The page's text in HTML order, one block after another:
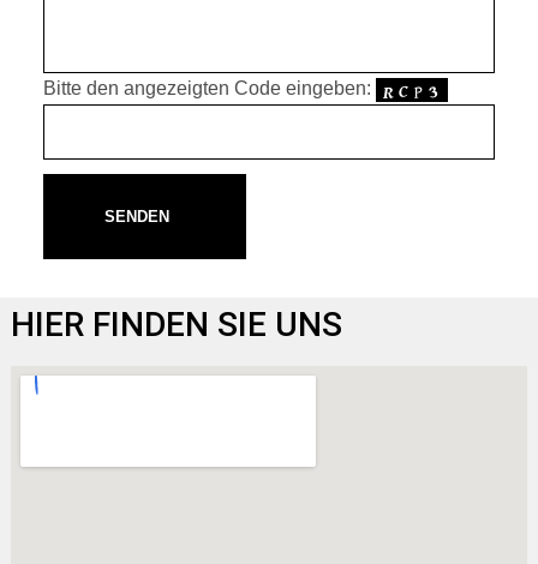
Bitte den angezeigten Code eingeben:
SENDEN
HIER FINDEN SIE UNS